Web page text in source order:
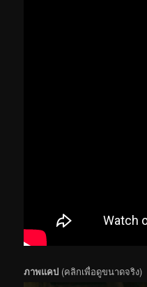
ภาพแคป (คลิกเพื่อดูขนาดจริง)